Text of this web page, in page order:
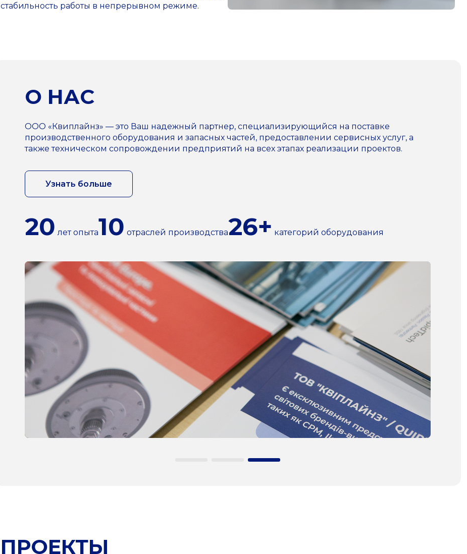
стабильность работы в непрерывном режиме.
О НАС
ООО «Квиплайнз» — это Ваш надежный партнер, специализирующийся на поставке
производственного оборудования и запасных частей, предоставлении сервисных услуг, а
также техническом сопровождении предприятий на всех этапах реализации проектов.
Узнать больше
20 лет опыта10 отраслей производства26+ категорий оборудования
ПРОЕКТЫ